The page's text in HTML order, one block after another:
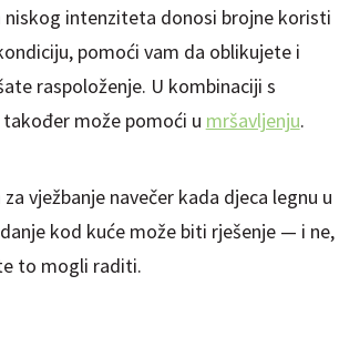
niskog intenziteta donosi brojne koristi
pomoći vam da oblikujete i
raspoloženje. U kombinaciji s
može pomoći u mršavljenju.
vježbanje navečer kada djeca legnu u
kod kuće može biti rješenje — i ne,
to mogli raditi.